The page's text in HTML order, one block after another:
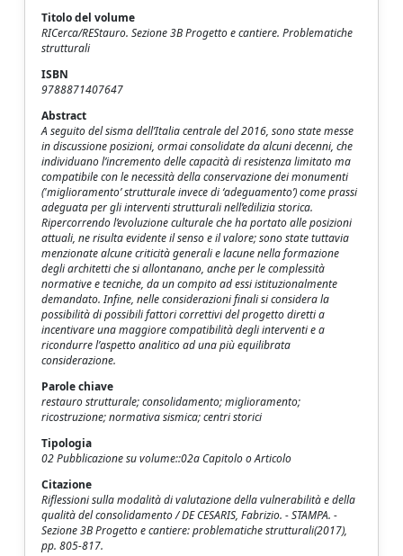
Titolo del volume
RICerca/REStauro. Sezione 3B Progetto e cantiere. Problematiche
strutturali
ISBN
9788871407647
Abstract
A seguito del sisma dell’Italia centrale del 2016, sono state messe
in discussione posizioni, ormai consolidate da alcuni decenni, che
individuano l’incremento delle capacità di resistenza limitato ma
compatibile con le necessità della conservazione dei monumenti
('miglioramento’ strutturale invece di ‘adeguamento’) come prassi
adeguata per gli interventi strutturali nell’edilizia storica.
Ripercorrendo l’evoluzione culturale che ha portato alle posizioni
attuali, ne risulta evidente il senso e il valore; sono state tuttavia
menzionate alcune criticità generali e lacune nella formazione
degli architetti che si allontanano, anche per le complessità
normative e tecniche, da un compito ad essi istituzionalmente
demandato. Infine, nelle considerazioni finali si considera la
possibilità di possibili fattori correttivi del progetto diretti a
incentivare una maggiore compatibilità degli interventi e a
ricondurre l’aspetto analitico ad una più equilibrata
considerazione.
Parole chiave
restauro strutturale; consolidamento; miglioramento;
ricostruzione; normativa sismica; centri storici
Tipologia
02 Pubblicazione su volume::02a Capitolo o Articolo
Citazione
Riflessioni sulla modalità di valutazione della vulnerabilità e della
qualità del consolidamento / DE CESARIS, Fabrizio. - STAMPA. -
Sezione 3B Progetto e cantiere: problematiche strutturali(2017),
pp. 805-817.